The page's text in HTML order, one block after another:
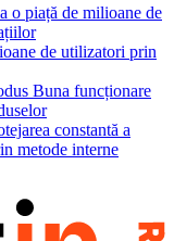
o piață de milioane de
de utilizatori prin
Buna funcționare
constantă a
metode interne